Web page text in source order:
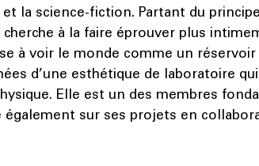
et la science-fiction. Partant du
cherche à la faire éprouver plus
à voir le monde comme un
d’une esthétique de laboratoire
Elle est un des membres
également sur ses projets en